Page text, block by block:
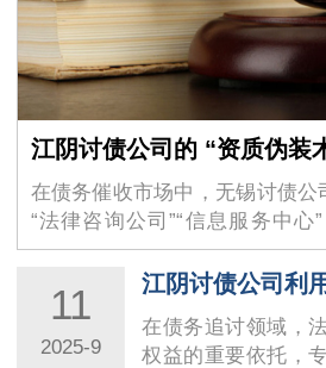
在债务催收市场中，无锡讨债公
“法律咨询公司”“信息服务中心
衣，其隐蔽性极强的 …
11
2025-9
在债务追讨领域，
权益的重要依托，